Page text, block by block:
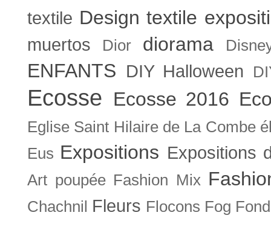
textile Design textile
muertos Dior diorama
ENFANTS DIY Halloween
Ecosse Ecosse 2016
Eglise Saint Hilaire de La Combe
Eus Expositions Expositions
Art poupée Fashion Mix
Chachnil Fleurs Flocons Fog